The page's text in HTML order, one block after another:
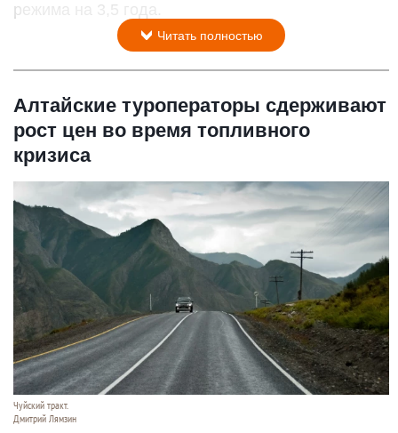
режима на 3,5 года.
Читать полностью
Алтайские туроператоры сдерживают
рост цен во время топливного
кризиса
Чуйский тракт.
Дмитрий Лямзин